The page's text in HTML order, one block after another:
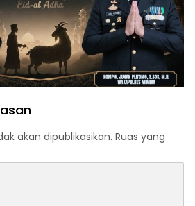
akan dipublikasikan. Ruas yang